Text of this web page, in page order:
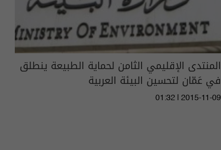
المنتدى الإقليمي الثامن لحماية الطبيعة ينطلق
في عَمّان لتحسين البيئة العربية
01:32 | 2015-11-09